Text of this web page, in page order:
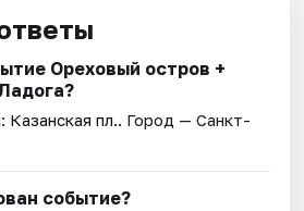
Ореховый остров +
Казанская пл.. Город — Санкт-
событие?